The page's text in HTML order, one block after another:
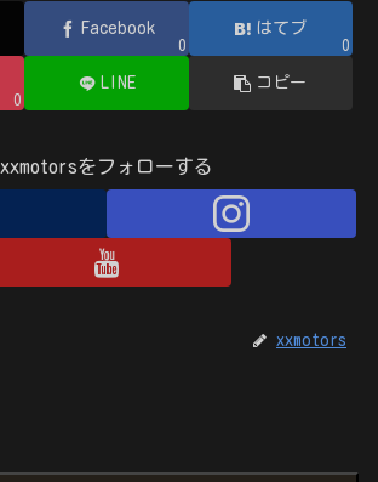
Facebook
0
はてブ
0
0
LINE コピー
xxmotorsをフォローする
xxmotors